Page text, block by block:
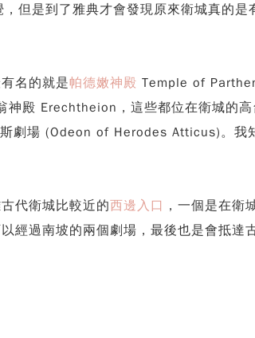
但是到了雅典才會發現原來衛城真的
名的就是帕德嫩神殿 Temple of
殿 Erechtheion，這些都位在衛城的
劇場 (Odeon of Herodes Atticus)。我
代衛城比較近的西邊入口 ，一個是在衛
經過南坡的兩個劇場，最後也是會抵